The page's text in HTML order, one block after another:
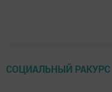
СОЦИАЛЬНЫЙ РАКУРС